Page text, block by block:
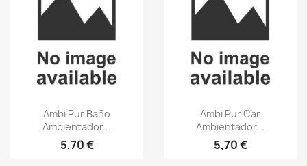
Aperçu rapide
Ambi Pur Baño
Ambientador...
5,70 €
Aperçu rapide
Ambi Pur Car
Ambientador...
5,70 €